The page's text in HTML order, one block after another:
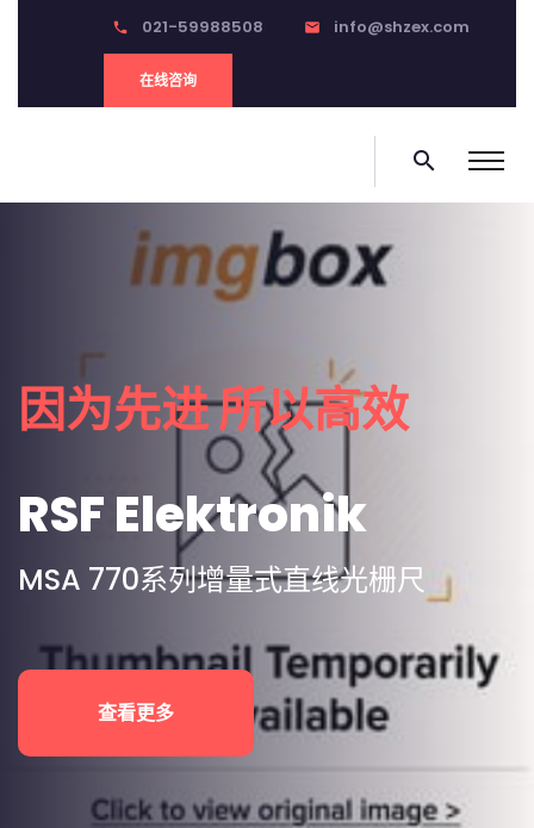
phone 021-59988508 email info@shzex.com
在线咨询
search
因为先进 所以高效
RSF Elektronik
MSA 770系列增量式直线光栅尺
查看更多